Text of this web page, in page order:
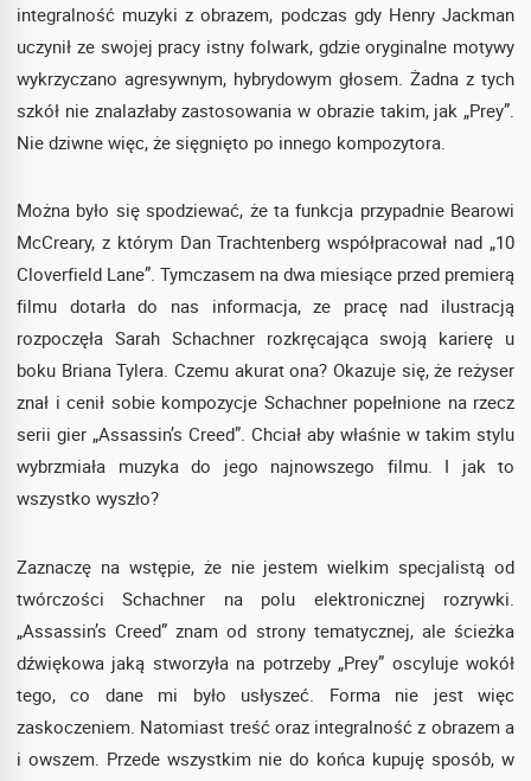
integralność muzyki z obrazem, podczas gdy Henry Jackman
uczynił ze swojej pracy istny folwark, gdzie oryginalne motywy
wykrzyczano agresywnym, hybrydowym głosem. Żadna z tych
szkół nie znalazłaby zastosowania w obrazie takim, jak „Prey”.
Nie dziwne więc, że sięgnięto po innego kompozytora.
Można było się spodziewać, że ta funkcja przypadnie Bearowi
McCreary, z którym Dan Trachtenberg współpracował nad „10
Cloverfield Lane”. Tymczasem na dwa miesiące przed premierą
filmu dotarła do nas informacja, ze pracę nad ilustracją
rozpoczęła Sarah Schachner rozkręcająca swoją karierę u
boku Briana Tylera. Czemu akurat ona? Okazuje się, że reżyser
znał i cenił sobie kompozycje Schachner popełnione na rzecz
serii gier „Assassin’s Creed”. Chciał aby właśnie w takim stylu
wybrzmiała muzyka do jego najnowszego filmu. I jak to
wszystko wyszło?
Zaznaczę na wstępie, że nie jestem wielkim specjalistą od
twórczości Schachner na polu elektronicznej rozrywki.
„Assassin’s Creed” znam od strony tematycznej, ale ścieżka
dźwiękowa jaką stworzyła na potrzeby „Prey” oscyluje wokół
tego, co dane mi było usłyszeć. Forma nie jest więc
zaskoczeniem. Natomiast treść oraz integralność z obrazem a
i owszem. Przede wszystkim nie do końca kupuję sposób, w